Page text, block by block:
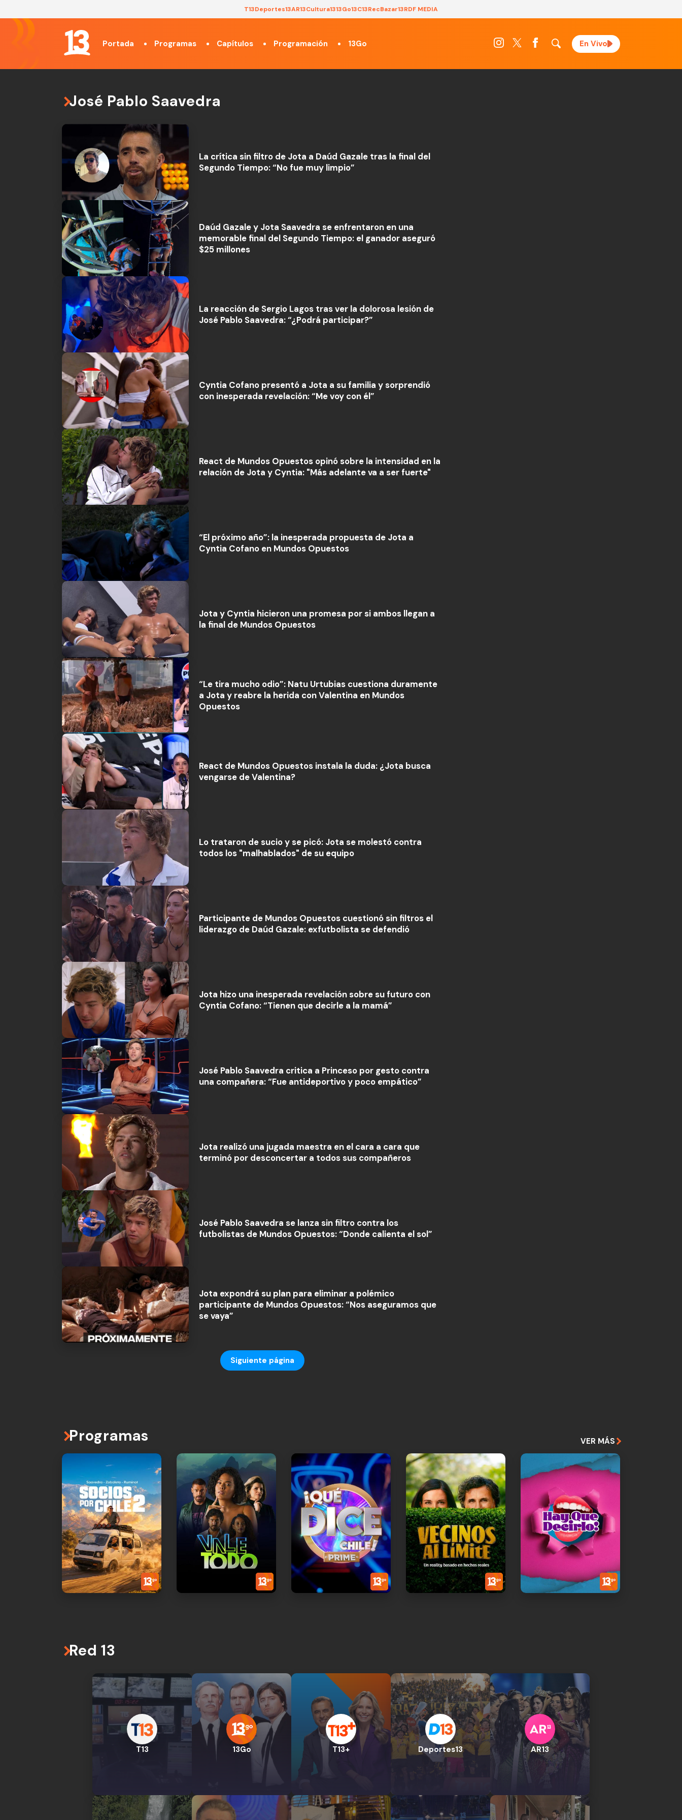
T13Deportes13AR13Cultura1313Go13C13RecBazar13RDF MEDIA
Portada Programas Capítulos Programación 13Go En Vivo
José Pablo Saavedra
La crítica sin filtro de Jota a Daúd Gazale tras la final del
Segundo Tiempo: “No fue muy limpio”
Daúd Gazale y Jota Saavedra se enfrentaron en una
memorable final del Segundo Tiempo: el ganador aseguró
$25 millones
La reacción de Sergio Lagos tras ver la dolorosa lesión de
José Pablo Saavedra: “¿Podrá participar?”
Cyntia Cofano presentó a Jota a su familia y sorprendió
con inesperada revelación: “Me voy con él”
React de Mundos Opuestos opinó sobre la intensidad en la
relación de Jota y Cyntia: "Más adelante va a ser fuerte"
“El próximo año”: la inesperada propuesta de Jota a
Cyntia Cofano en Mundos Opuestos
Jota y Cyntia hicieron una promesa por si ambos llegan a
la final de Mundos Opuestos
“Le tira mucho odio”: Natu Urtubias cuestiona duramente
a Jota y reabre la herida con Valentina en Mundos
Opuestos
React de Mundos Opuestos instala la duda: ¿Jota busca
vengarse de Valentina?
Lo trataron de sucio y se picó: Jota se molestó contra
todos los "malhablados" de su equipo
Participante de Mundos Opuestos cuestionó sin filtros el
liderazgo de Daúd Gazale: exfutbolista se defendió
Jota hizo una inesperada revelación sobre su futuro con
Cyntia Cofano: “Tienen que decirle a la mamá”
José Pablo Saavedra critica a Princeso por gesto contra
una compañera: “Fue antideportivo y poco empático”
Jota realizó una jugada maestra en el cara a cara que
terminó por desconcertar a todos sus compañeros
José Pablo Saavedra se lanza sin filtro contra los
futbolistas de Mundos Opuestos: “Donde calienta el sol”
Jota expondrá su plan para eliminar a polémico
participante de Mundos Opuestos: “Nos aseguramos que
se vaya”
Siguiente página
Programas VER MÁS
Red 13
T13 13Go T13+ Deportes13 AR13